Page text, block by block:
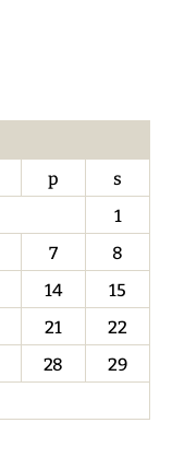
p
s
1
7
8
14
15
21
22
28
29